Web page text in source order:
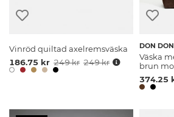
Vinröd quiltad axelremsväska
186.75 kr 249 kr 249 kr
DON
Väska
brun
374.25